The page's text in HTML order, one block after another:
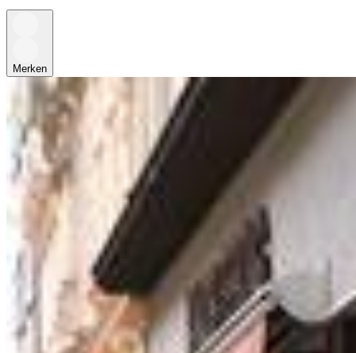
Merken